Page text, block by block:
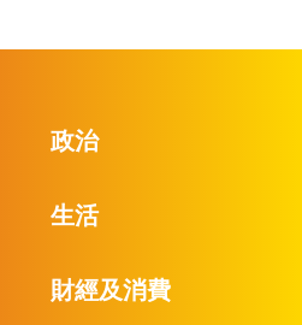
政治
生活
財經及消費